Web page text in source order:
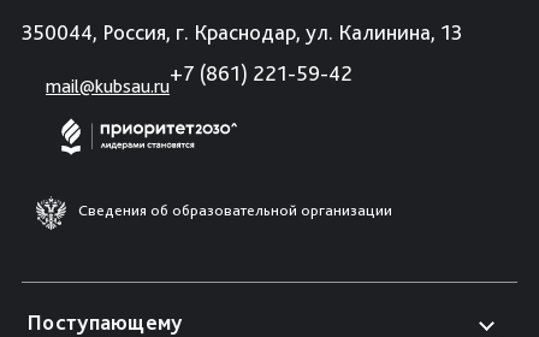
350044, Россия, г. Краснодар, ул. Калинина, 13
mail@kubsau.ru
+7 (861) 221-59-42
Сведения об образовательной организации
Поступающему